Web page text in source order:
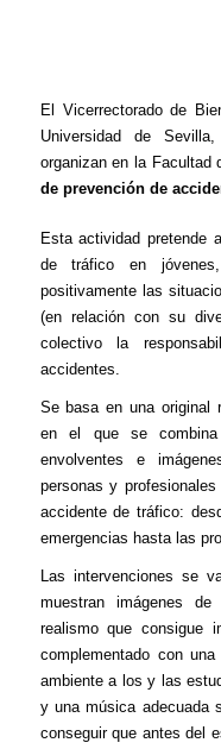
El Vicerrectorado de
Universidad de
organizan en la Facultad
de prevención de
Esta actividad pretende
de tráfico en
positivamente las
(en relación con su
colectivo la
accidentes.
Se basa en una original
en el que se
envolventes e
personas y
accidente de tráfico:
emergencias hasta las
Las intervenciones se
muestran imágenes
realismo que consigue
complementado con
ambiente a los y las
y una música adecuada
conseguir que antes del